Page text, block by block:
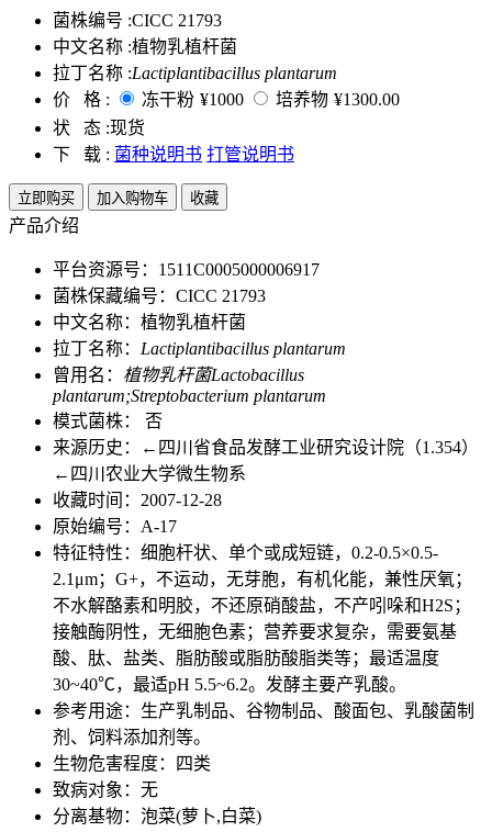
菌株编号 :CICC 21793
中文名称 :植物乳植杆菌
拉丁名称 :Lactiplantibacillus plantarum
价 格 :
冻干粉 ¥1000 培养物 ¥1300.00
状 态 :现货
下 载 : 菌种说明书 打管说明书
立即购买 加入购物车 收藏
产品介绍
平台资源号：1511C0005000006917
菌株保藏编号：CICC 21793
中文名称：植物乳植杆菌
拉丁名称： Lactiplantibacillus plantarum
曾用名： 植物乳杆菌Lactobacillus
plantarum;Streptobacterium plantarum
模式菌株： 否
来源历史：←四川省食品发酵工业研究设计院（1.354）
←四川农业大学微生物系
收藏时间：2007-12-28
原始编号：A-17
特征特性：细胞杆状、单个或成短链，0.2-0.5×0.5-
2.1μm；G+，不运动，无芽胞，有机化能，兼性厌氧；
不水解酪素和明胶，不还原硝酸盐，不产吲哚和H2S；
接触酶阴性，无细胞色素；营养要求复杂，需要氨基
酸、肽、盐类、脂肪酸或脂肪酸脂类等；最适温度
30~40℃，最适pH 5.5~6.2。发酵主要产乳酸。
参考用途：生产乳制品、谷物制品、酸面包、乳酸菌制
剂、饲料添加剂等。
生物危害程度：四类
致病对象：无
分离基物：泡菜(萝卜,白菜)